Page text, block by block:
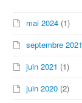
mai 2024 (1)
septembre 2021
juin 2021 (1)
juin 2020 (2)